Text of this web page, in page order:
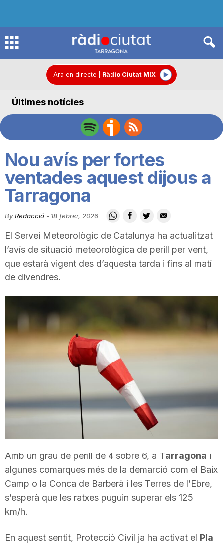
R
d
C
i
u
t
t
T
a
Ara en directe Ràdio Ciutat MIX
Últimes notícies
Nou avís per fortes
ventades aquest dijous a
Tarragona
By Redacció - 18 febrer, 2026
El Servei Meteorològic de Catalunya ha actualitzat
l’avís de situació meteorològica de perill per vent,
que estarà vigent des d’aquesta tarda i fins al matí
de divendres.
Amb un grau de perill de 4 sobre 6, a Tarragona i
algunes comarques més de la demarció com el Baix
Camp o la Conca de Barberà i les Terres de l’Ebre,
s’esperà que les ratxes puguin superar els 125
km/h.
En aquest sentit, Protecció Civil ja ha activat el Pla